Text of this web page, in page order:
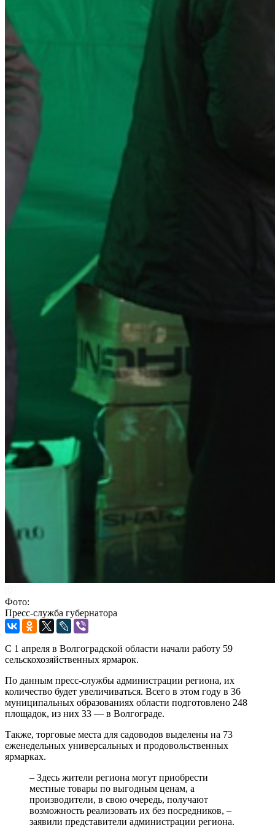
Фото:
Пресс-служба губернатора
С 1 апреля в Волгоградской области начали работу 59
сельскохозяйственных ярмарок.
По данным пресс-службы администрации региона, их
количество будет увеличиваться. Всего в этом году в 36
муниципальных образованиях области подготовлено 248
площадок, из них 33 — в Волгограде.
Также, торговые места для садоводов выделены на 73
еженедельных универсальных и продовольственных
ярмарках.
– Здесь жители региона могут приобрести
местные товары по выгодным ценам, а
производители, в свою очередь, получают
возможность реализовать их без посредников, –
заявили представители администрации региона.